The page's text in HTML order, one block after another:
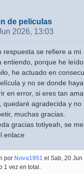
de peliculas
2026, 13:03
respuesta se refiere a mi
entiendo, porque he
he actuado en
y no se donde haya
en error, si eres tan
quedaré agradecida y no
muchas gracias.
gracias totiyeah, se
enlace
por Nova1951 el Sab, 20 Jun
1 vez en total.